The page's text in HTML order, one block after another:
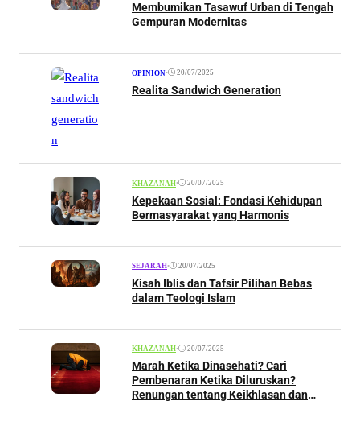
Membumikan Tasawuf Urban di Tengah
Gempuran Modernitas
OPINION• 20/07/2025
Realita Sandwich Generation
KHAZANAH• 20/07/2025
Kepekaan Sosial: Fondasi Kehidupan
Bermasyarakat yang Harmonis
SEJARAH• 20/07/2025
Kisah Iblis dan Tafsir Pilihan Bebas
dalam Teologi Islam
KHAZANAH• 20/07/2025
Marah Ketika Dinasehati? Cari
Pembenaran Ketika Diluruskan?
Renungan tentang Keikhlasan dan